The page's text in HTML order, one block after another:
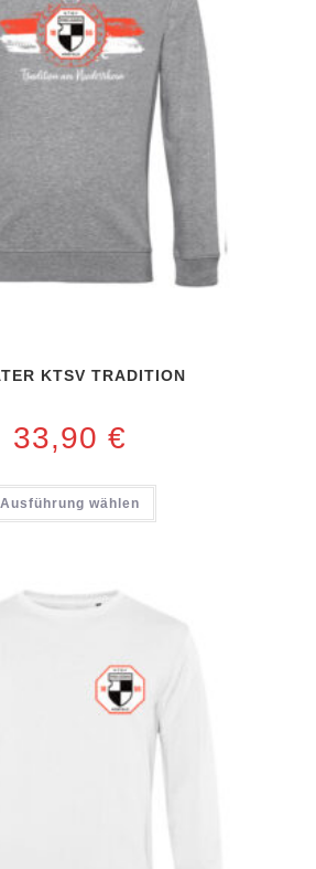
KTSV TRADITION
33,90 €
Ausführung wählen